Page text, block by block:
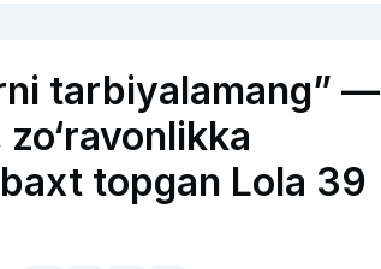
tarbiyalamang” —
topgan Lola 39